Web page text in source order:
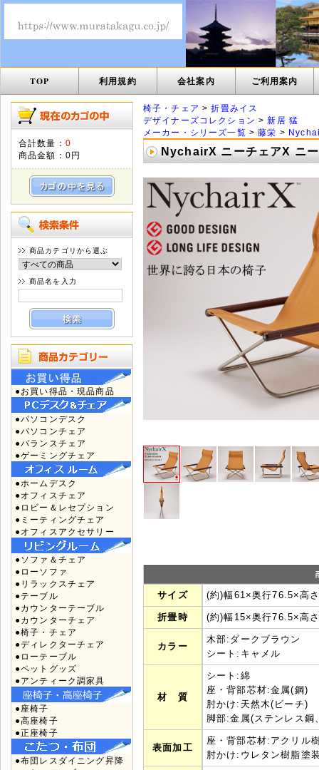
TOP 利用規約 会社案内 ご利用案内
合計数量： 0
商品金額： 0円
商品カテゴリから選ぶ
商品名を入力
●お買い得品・現品商品
●パソコンデスク
●パソコンチェア
●バランスチェア
●ゲーミングチェア
●ホームデスク
●オフィスチェア
●ロビー＆レセプション
●ミーティングチェア
●オフィスアクセサリー
●ソファ＆チェア
●ローソファ
●リラックスチェア
●テーブル
●カウンターテーブル
●カウンターチェア
●椅子・チェア
●ディレクターチェア
●ローテーブル
●ペットグッズ
●アンティーク調家具
●座椅子
●高座椅子
●正座椅子
●布団レスダイニング昇降
椅子・チェア >折畳みイス
デザイナーズコレクション >新居 猛
メーカー・シリーズ一覧 >藤栄 >
NychairX ニーチェアX ニ
サイズ (約)幅61×奥行76.5×高
折畳時 (約)幅15×奥行76.5×高
カラー
木部:ダークブラウン
シート:キャメル
材 質
シート:綿
座・背部芯材:金属(鋼)
肘かけ:天然木(ビーチ)
脚部:金属(ステンレス鋼
表面加工
座・背部芯材:アクリル
肘かけ:ウレタン樹脂塗